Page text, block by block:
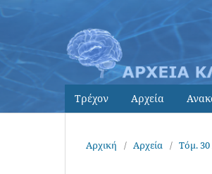
Τρέχον Αρχεία
Αρχική / Αρχεία / Τόμ. 30